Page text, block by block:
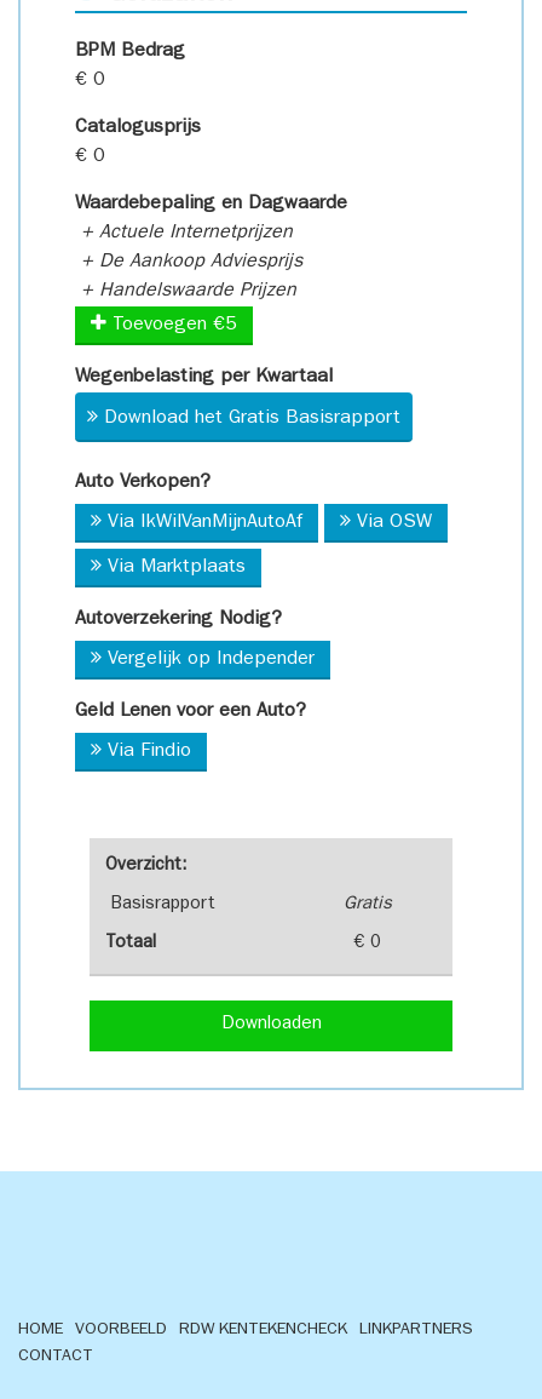
Overzicht:
Basisrapport Gratis
Totaal € 0
Downloaden
BPM Bedrag
€ 0
Catalogusprijs
€ 0
Waardebepaling en Dagwaarde
+ Actuele Internetprijzen
+ De Aankoop Adviesprijs
+ Handelswaarde Prijzen
Toevoegen €5
Wegenbelasting per Kwartaal
Download het Gratis Basisrapport
Auto Verkopen?
Via IkWilVanMijnAutoAf Via OSW
Via Marktplaats
Autoverzekering Nodig?
Vergelijk op Independer
Geld Lenen voor een Auto?
Via Findio
HOME VOORBEELD RDW KENTEKENCHECK
LINKPARTNERS
CONTACT